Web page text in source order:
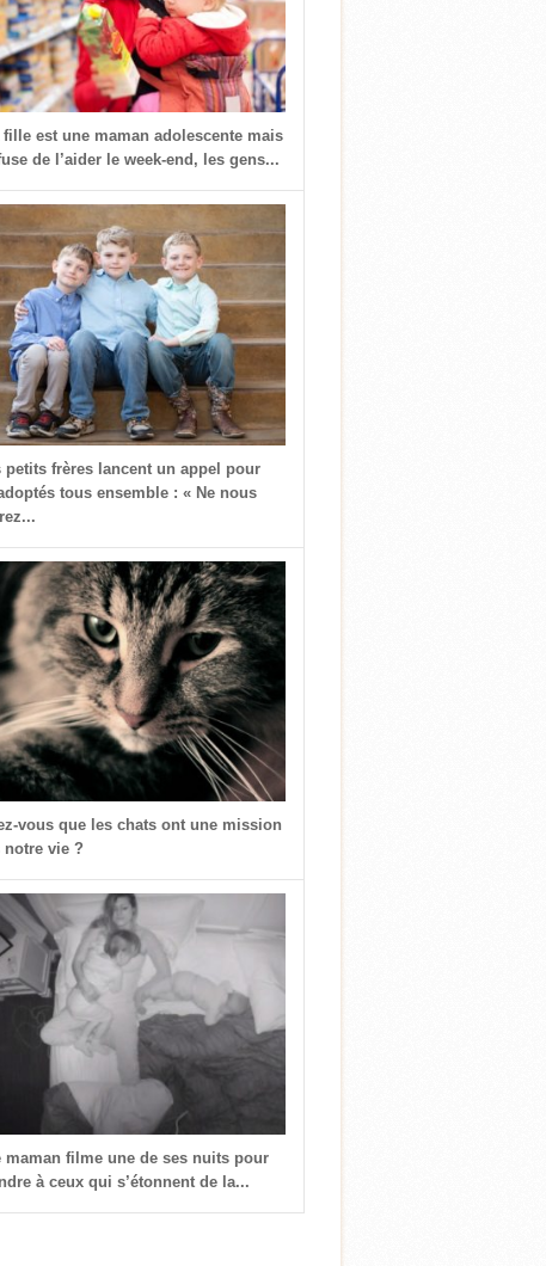
fille est une maman adolescente mais
de l’aider le week-end, les gens...
petits frères lancent un appel pour
tous ensemble : « Ne nous
vous que les chats ont une mission
notre vie ?
maman filme une de ses nuits pour
à ceux qui s’étonnent de la...